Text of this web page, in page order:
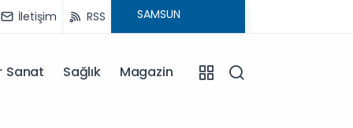
İletişim RSS
Sanat Sağlık Magazin